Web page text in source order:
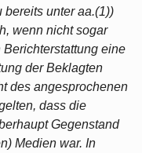
bereits unter aa.(1))
wenn nicht sogar
eine
der Beklagten
des angesprochenen
dass die
Gegenstand
Medien war. In